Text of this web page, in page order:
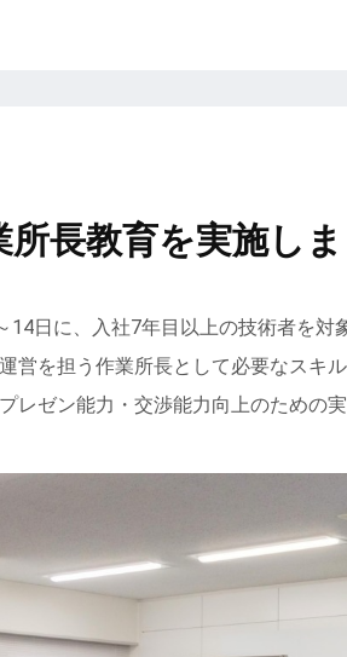
所長教育を実施し
14日に、入社7年目以上の技術者を対
営を担う作業所長として必要なスキ
レゼン能力・交渉能力向上のための